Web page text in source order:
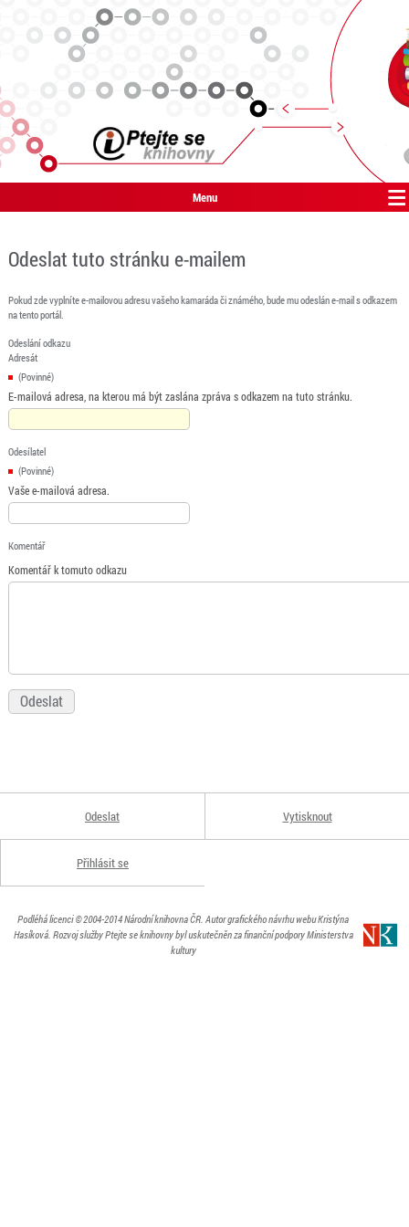
Menu
Odeslat tuto stránku e-mailem
Pokud zde vyplníte e-mailovou adresu vašeho kamaráda či známého, bude mu odeslán e-mail s odkazem
na tento portál.
Odeslání odkazu
Adresát
(Povinné)
E-mailová adresa, na kterou má být zaslána zpráva s odkazem na tuto stránku.
Odesílatel
(Povinné)
Vaše e-mailová adresa.
Komentář
Komentář k tomuto odkazu
Odeslat Vytisknout
Přihlásit se
Podléhá licenci© 2004-2014Národní knihovna ČR. Autor grafického návrhu webu Kristýna
Hasíková. Rozvoj služby Ptejte se knihovny byl uskutečněn za finanční podpory Ministerstva
kultury